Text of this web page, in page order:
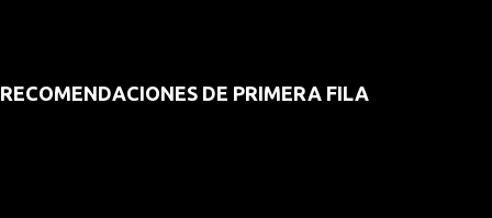
RECOMENDACIONES DE PRIMERA FILA